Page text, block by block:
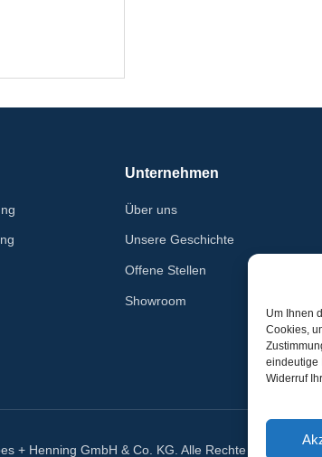
Um Ihnen
Cookies,
eindeutige
Widerruf
Unternehmen
Über uns
Unsere Geschichte
Offene Stellen
Showroom
+ Henning GmbH & Co. KG. Alle Rechte vorbehalten.